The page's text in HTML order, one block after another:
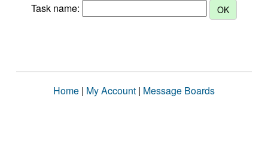
Task name:
Home | My Account | Message Boards